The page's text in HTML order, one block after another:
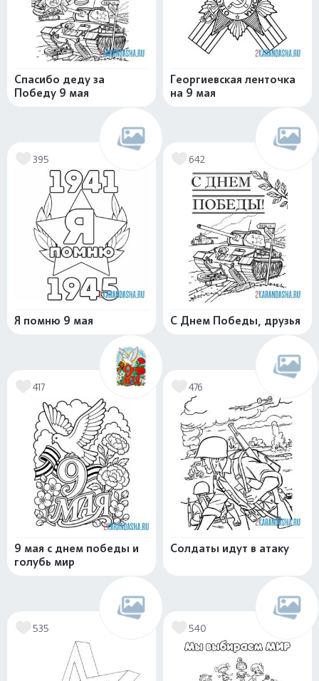
Спасибо деду за
Победу 9 мая
Георгиевская ленточка
на 9 мая
395
Я помню 9 мая
642
С Днем Победы, друзья
417
9 мая с днем победы и
голубь мир
476
Солдаты идут в атаку
535 540